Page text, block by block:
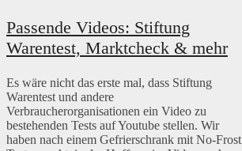
Passende Videos: Stiftung
Warentest, Marktcheck & mehr
Es wäre nicht das erste mal, dass Stiftung
Warentest und andere
Verbraucherorganisationen ein Video zu
bestehenden Tests auf Youtube stellen. Wir
haben nach einem Gefrierschrank mit No-Frost